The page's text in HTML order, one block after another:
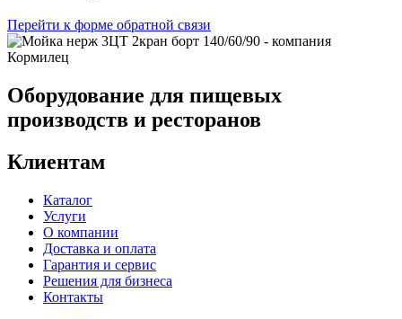
Перейти к форме обратной связи
Оборудование для пищевых
производств и ресторанов
Клиентам
Каталог
Услуги
О компании
Доставка и оплата
Гарантия и сервис
Решения для бизнеса
Контакты